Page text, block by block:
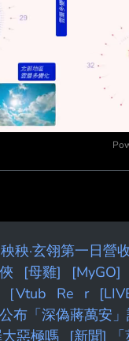
秧·玄翎第一日營
[母雞] [MyGO]
［Vtub Re r
布「深偽蔣萬安
惡極嗎
[新聞]